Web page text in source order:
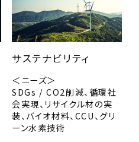
サステナビリティ
＜ニーズ＞
SDGs / CO2削減、循環社
会実現、リサイクル材の実
装、バイオ材料、CCU、グリ
ーン水素技術